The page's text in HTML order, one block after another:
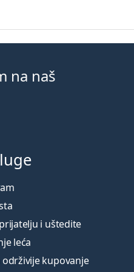
na naš
i uštedite
leća
održivije kupovanje